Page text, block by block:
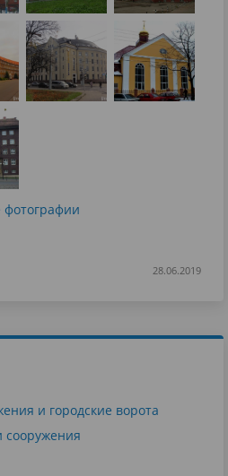
28.06.2019
и городские ворота